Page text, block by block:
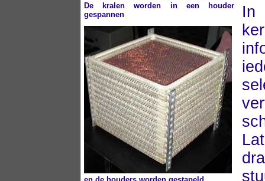
De kralen worden in een houder
gespannen
In